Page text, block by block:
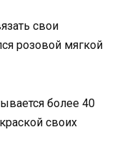
свои
розовой мягкой
более 40
своих